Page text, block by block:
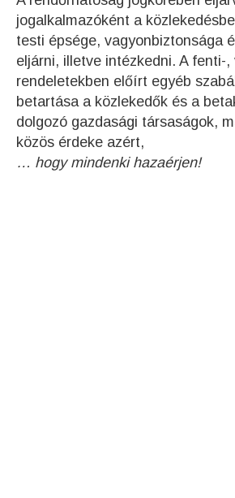
jogalkalmazóként a
testi épsége, vagyonbiztonsága
eljárni, illetve intézkedni. A fenti-,
rendeletekben előírt egyéb
betartása a közlekedők és a
dolgozó gazdasági társaságok,
közös érdeke azért,
… hogy mindenki hazaérjen!